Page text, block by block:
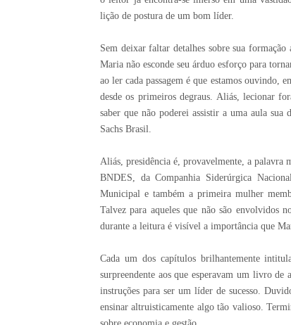
lição de postura de um bom líder.
Sem deixar faltar detalhes sobre sua formação
Maria não esconde seu árduo esforço para
ao ler cada passagem é que estamos ouvindo,
desde os primeiros degraus. Aliás, lecionar
saber que não poderei assistir a uma aula
Sachs Brasil.
Aliás, presidência é, provavelmente, a
BNDES, da Companhia Siderúrgica
Municipal e também a primeira mulher
Talvez para aqueles que não são envolvidos
durante a leitura é visível a importância que
Cada um dos capítulos brilhantemente
surpreendente aos que esperavam um livro
instruções para ser um líder de sucesso.
ensinar altruisticamente algo tão valioso.